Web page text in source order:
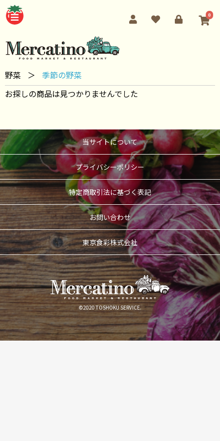
0
野菜 ＞
季節の野菜
お探しの商品は見つかりませんでした
当サイトについて
プライバシーポリシー
特定商取引法に基づく表記
お問い合わせ
東京食彩株式会社
©2020 TOSHOKU SERVICE.